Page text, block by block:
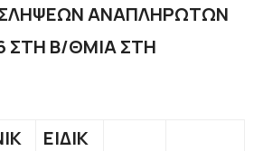
ΑΝΑΠΛΗΡΩΤΩΝ
ΣΤΗ Β/ΘΜΙΑ ΣΤΗ
ΕΙΔΙΚ